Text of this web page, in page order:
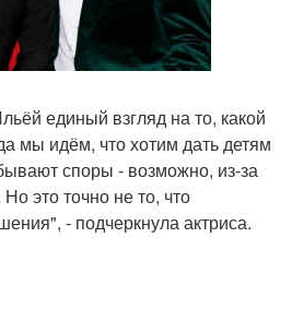
единый взгляд на то, какой
мы идём, что хотим дать детям
споры - возможно, из-за
это точно не то, что
- подчеркнула актриса.